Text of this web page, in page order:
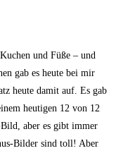
und Füße – und
gab es heute bei mir
heute damit auf. Es gab
heutigen 12 von 12
aber es gibt immer
Bilder sind toll! Aber